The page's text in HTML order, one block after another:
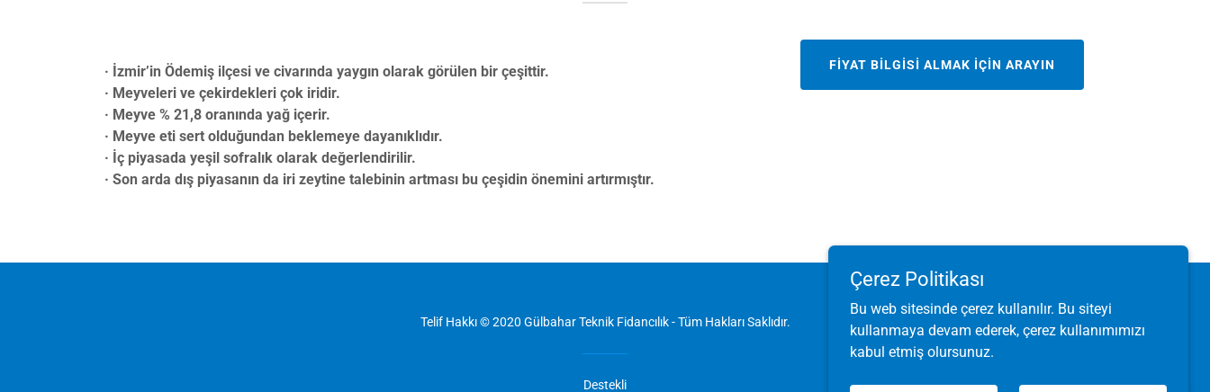
· İzmir’in Ödemiş ilçesi ve civarında yaygın olarak görülen bir çeşittir.
· Meyveleri ve çekirdekleri çok iridir.
· Meyve % 21,8 oranında yağ içerir.
· Meyve eti sert olduğundan beklemeye dayanıklıdır.
· İç piyasada yeşil sofralık olarak değerlendirilir.
· Son arda dış piyasanın da iri zeytine talebinin artması bu çeşidin önemini artırmıştır.
FİYAT BİLGİSİ ALMAK İÇİN ARAYIN
Telif Hakkı © 2020 Gülbahar Teknik Fidancılık - Tüm Hakları Saklıdır.
Destekli
Çerez Politikası
Bu web sitesinde çerez kullanılır. Bu siteyi
kullanmaya devam ederek, çerez kullanımımızı
kabul etmiş olursunuz.